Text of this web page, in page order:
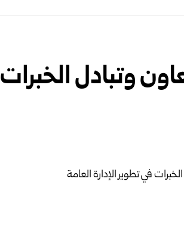
وتبادل الخبرات